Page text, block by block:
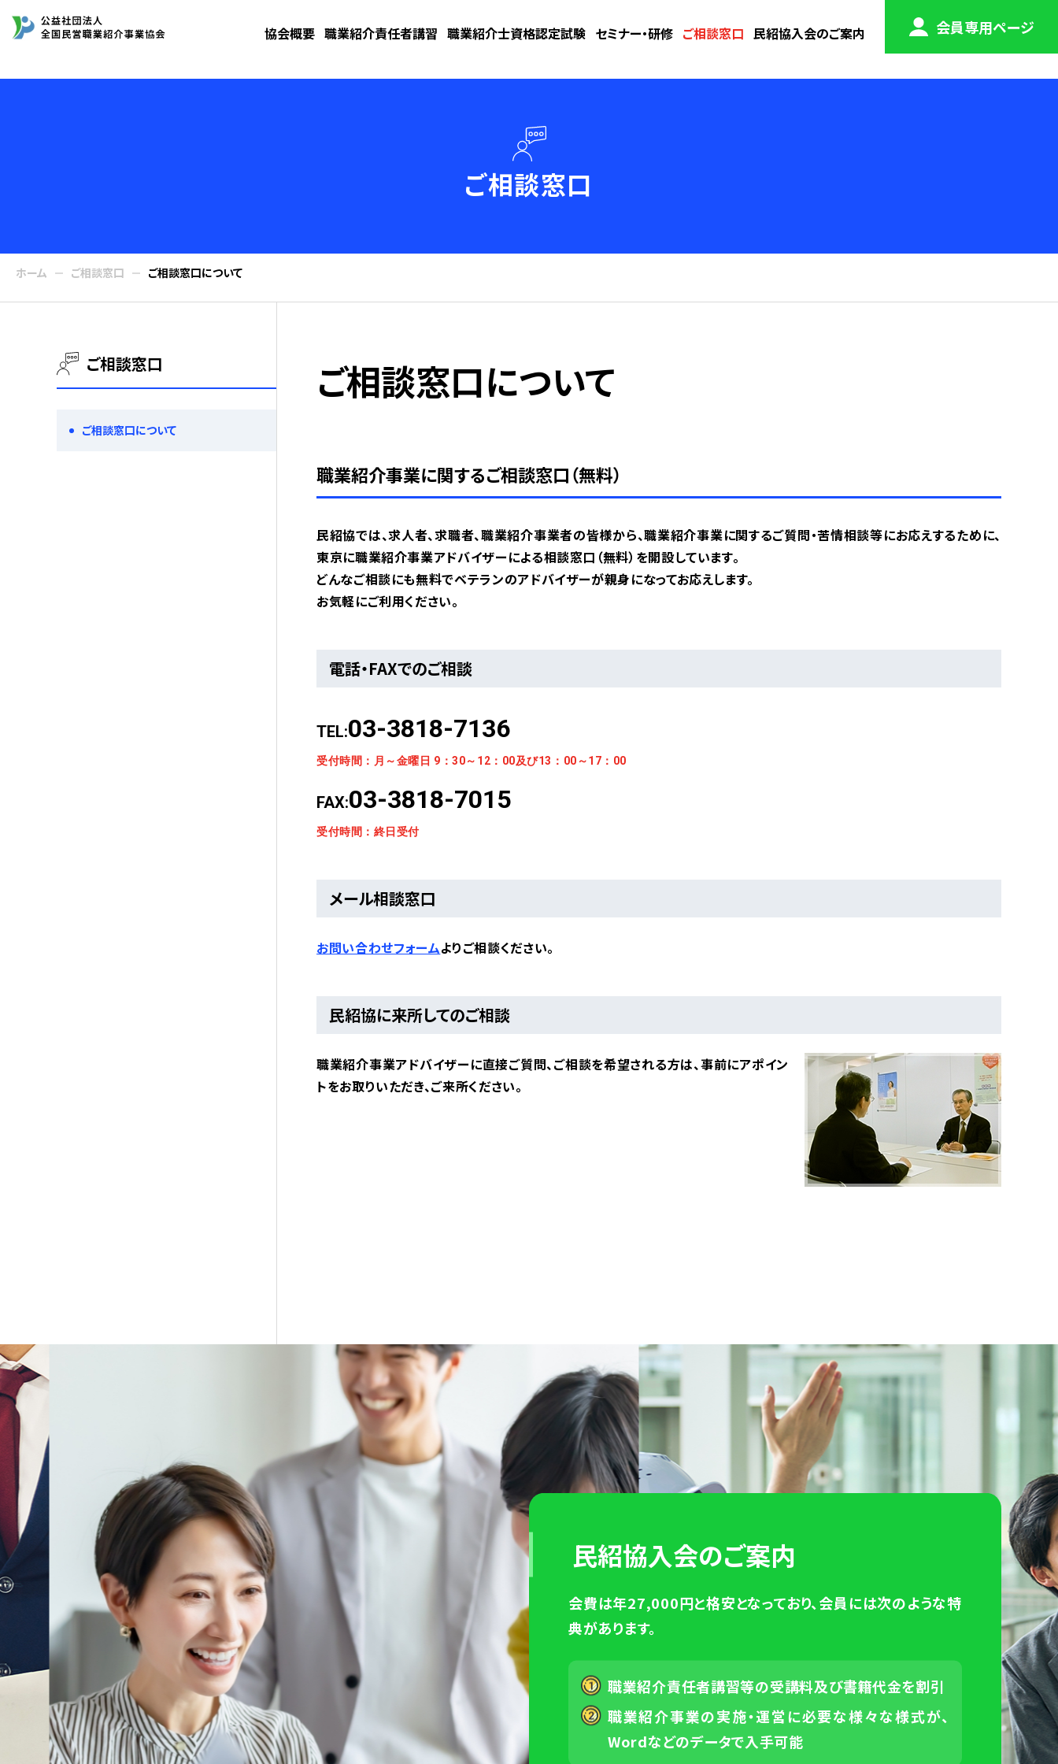
協会概要 職業紹介責任者講習 職業紹介士資格認定試験 セミナー・研修 ご相談窓口 民紹協入会のご案内 会員専用ページ
検索
会員専用
ご相談窓口
ホーム ご相談窓口 ご相談窓口について
ご相談窓口について
職業紹介事業に関するご相談窓口（無料）
民紹協では、求人者、求職者、職業紹介事業者の皆様から、職業紹介事業に関するご質問・苦情相談等にお応えするために、
東京に職業紹介事業アドバイザーによる相談窓口（無料）を開設しています。
どんなご相談にも無料でベテランのアドバイザーが親身になってお応えします。
お気軽にご利用ください。
電話・FAXでのご相談
TEL:03-3818-7136
受付時間：月～金曜日 9：30～12：00及び13：00～17：00
FAX:03-3818-7015
受付時間：終日受付
メール相談窓口
お問い合わせフォームよりご相談ください。
民紹協に来所してのご相談
職業紹介事業アドバイザーに直接ご質問、ご相談を希望される方は、事前にアポイン
トをお取りいただき、ご来所ください。
ご相談窓口
ご相談窓口について
民紹協入会のご案内
会費は年27,000円と格安となっており、会員には次のような特
典があります。
職業紹介責任者講習等の受講料及び書籍代金を割引
職業紹介事業の実施・運営に必要な様々な様式が、
Wordなどのデータで入手可能